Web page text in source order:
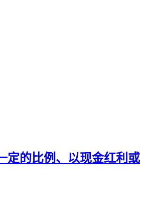
定的比例、以现金红利或